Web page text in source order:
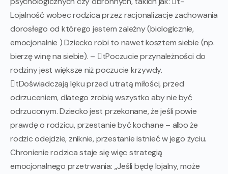
Lojalność wobec rodzica przez racjonalizacje zachowania
dorosłego od którego jestem zależny (biologicznie,
emocjonalnie ) Dziecko robi to nawet kosztem siebie (np.
bierzę winę na siebie). – tPoczucie przynależności do
rodziny jest większe niż poczucie krzywdy.
tDoświadczają lęku przed utratą miłości, przed
odrzuceniem, dlatego zrobią wszystko aby nie być
odrzuconym. Dziecko jest przekonane, że jeśli powie
prawdę o rodzicu, przestanie być kochane – albo że
rodzic odejdzie, zniknie, przestanie istnieć w jego życiu.
Chronienie rodzica staje się więc strategią
emocjonalnego przetrwania: „Jeśli będę lojalny, może